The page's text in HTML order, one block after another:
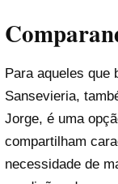
Para aqueles que
Sansevieria,
Jorge, é uma
compartilham
necessidade de